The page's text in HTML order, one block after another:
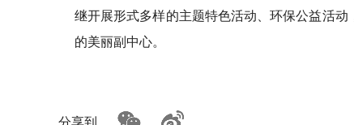
继开展形式多样的主题特色活动、环保公益活
的美丽副中心。
分享到